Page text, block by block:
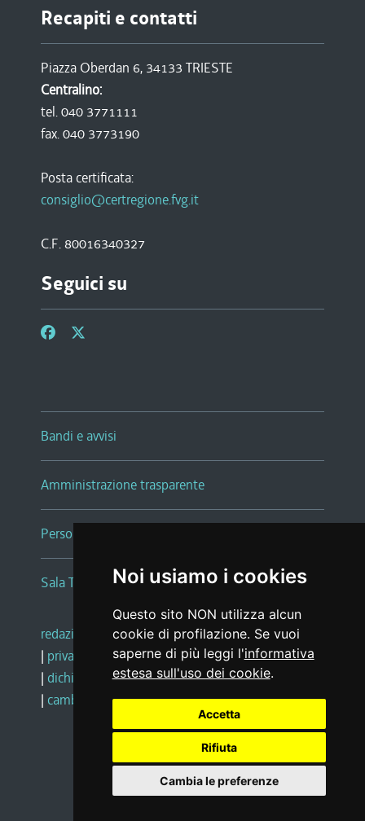
Noi usiamo i cookies
Questo sito NON utilizza alcun
cookie di profilazione. Se vuoi
saperne di più leggi l'informativa
estesa sull'uso dei cookie.
Accetta
Rifiuta
Cambia le preferenze
Recapiti e contatti
Piazza Oberdan 6, 34133 TRIESTE
Centralino:
tel. 040 3771111
fax. 040 3773190
Posta certificata:
consiglio@certregione.fvg.it
C.F. 80016340327
Seguici su
Bandi e avvisi
Amministrazione trasparente
Persone e Uffici
Sala Tiziano Tessitori
redazione web |note legali |glossario
| privacy
social media policy
| dichiarazione di accessibilità |feedback
| cambio preferenze cookie
Realizzato da